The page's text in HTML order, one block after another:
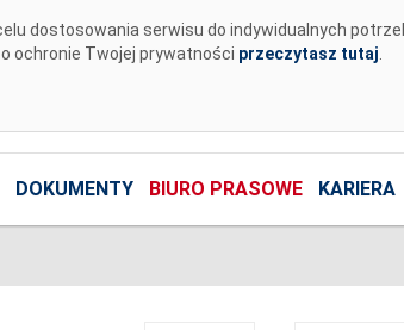
dostosowania serwisu do indywidualnych
ochronie Twojej prywatności przeczytasz tutaj
DOKUMENTY BIURO PRASOWE KARIERA